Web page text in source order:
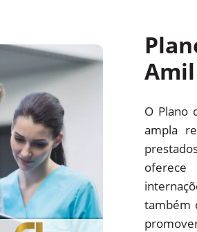
Amil
O Plano
ampla
oferece
também